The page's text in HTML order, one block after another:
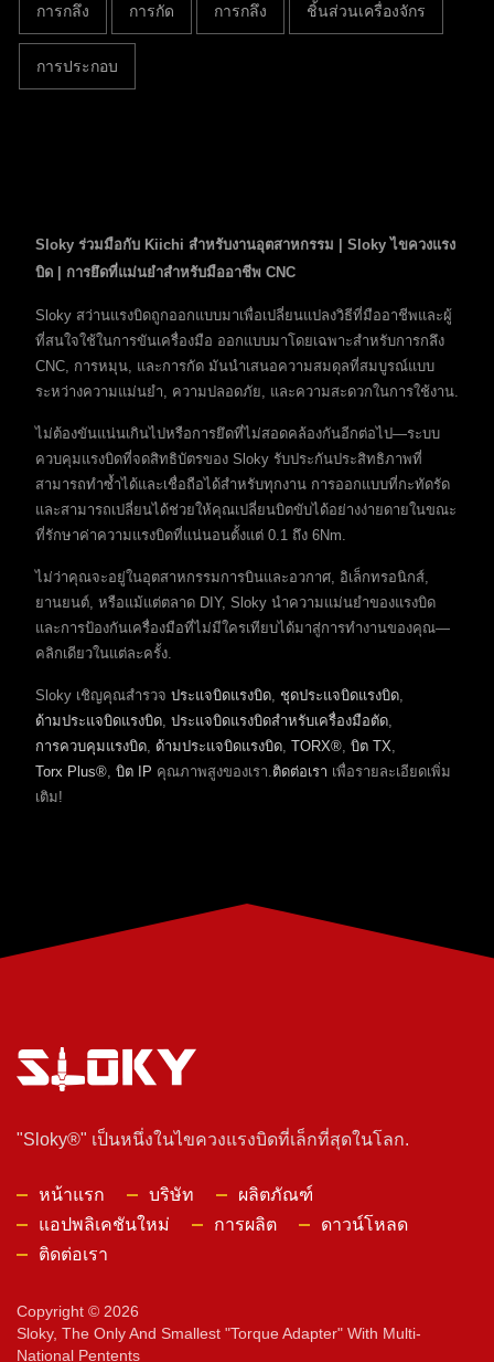
การกลึง การกัด การกลึง ชิ้นส่วนเครื่องจักร
การประกอบ
Sloky ร่วมมือกับ Kiichi สำหรับงานอุตสาหกรรม | Sloky ไขควงแรง
บิด | การยึดที่แม่นยำสำหรับมืออาชีพ CNC
Sloky สว่านแรงบิดถูกออกแบบมาเพื่อเปลี่ยนแปลงวิธีที่มืออาชีพและผู้
ที่สนใจใช้ในการขันเครื่องมือ ออกแบบมาโดยเฉพาะสำหรับการกลึง
CNC, การหมุน, และการกัด มันนำเสนอความสมดุลที่สมบูรณ์แบบ
ระหว่างความแม่นยำ, ความปลอดภัย, และความสะดวกในการใช้งาน.
ไม่ต้องขันแน่นเกินไปหรือการยึดที่ไม่สอดคล้องกันอีกต่อไป—ระบบ
ควบคุมแรงบิดที่จดสิทธิบัตรของ Sloky รับประกันประสิทธิภาพที่
สามารถทำซ้ำได้และเชื่อถือได้สำหรับทุกงาน การออกแบบที่กะทัดรัด
และสามารถเปลี่ยนได้ช่วยให้คุณเปลี่ยนบิตขับได้อย่างง่ายดายในขณะ
ที่รักษาค่าความแรงบิดที่แน่นอนตั้งแต่ 0.1 ถึง 6Nm.
ไม่ว่าคุณจะอยู่ในอุตสาหกรรมการบินและอวกาศ, อิเล็กทรอนิกส์,
ยานยนต์, หรือแม้แต่ตลาด DIY, Sloky นำความแม่นยำของแรงบิด
และการป้องกันเครื่องมือที่ไม่มีใครเทียบได้มาสู่การทำงานของคุณ—
คลิกเดียวในแต่ละครั้ง.
Sloky เชิญคุณสำรวจ ประแจบิดแรงบิด ชุดประแจบิดแรงบิด
ด้ามประแจบิดแรงบิด ประแจบิดแรงบิดสำหรับเครื่องมือตัด
การควบคุมแรงบิด ด้ามประแจบิดแรงบิด TORX® บิต TX
Torx Plus® บิต IP คุณภาพสูงของเรา. ติดต่อเรา เพื่อรายละเอียดเพิ่ม
เติม!
"Sloky®" เป็นหนึ่งในไขควงแรงบิดที่เล็กที่สุดในโลก.
หน้าแรก บริษัท
ผลิตภัณฑ์
แอปพลิเคชันใหม่
การผลิต
ดาวน์โหลด
ติดต่อเรา
Copyright © 2026
Sloky, The Only And Smallest "torque Adapter" With Multi-
National Pentents